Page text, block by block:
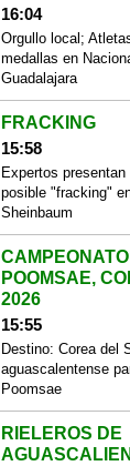
16:04
Orgullo local;
medallas en
Guadalajara
FRACKING
15:58
Expertos
posible "fracking"
Sheinbaum
POOMSAE,
2026
15:55
Destino: Corea del
aguascalentense
Poomsae
RIELEROS DE